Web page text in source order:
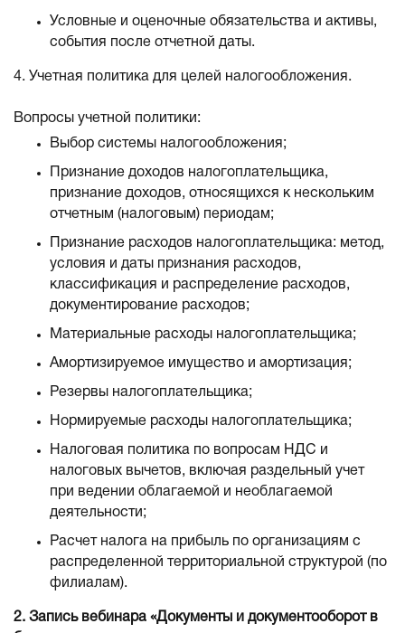
Условные и оценочные обязательства и активы,
события после отчетной даты.
4. Учетная политика для целей налогообложения.
Вопросы учетной политики:
Выбор системы налогообложения;
Признание доходов налогоплательщика,
признание доходов, относящихся к нескольким
отчетным (налоговым) периодам;
Признание расходов налогоплательщика: метод,
условия и даты признания расходов,
классификация и распределение расходов,
документирование расходов;
Материальные расходы налогоплательщика;
Амортизируемое имущество и амортизация;
Резервы налогоплательщика;
Нормируемые расходы налогоплательщика;
Налоговая политика по вопросам НДС и
налоговых вычетов, включая раздельный учет
при ведении облагаемой и необлагаемой
деятельности;
Расчет налога на прибыль по организациям с
распределенной территориальной структурой (по
филиалам).
2. Запись вебинара «Документы и документооборот в